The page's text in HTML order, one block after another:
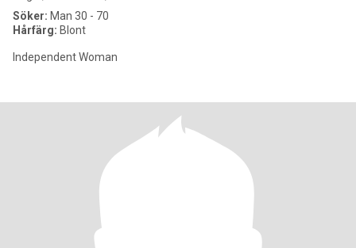
Söker: Man 30 - 70
Hårfärg: Blont
Independent Woman